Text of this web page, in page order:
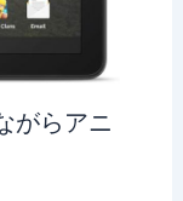
がらアニ